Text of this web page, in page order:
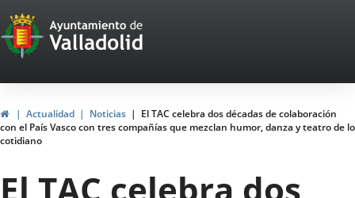
Portal
Web
del
Ayuntamiento
de
Valladolid
InicioActualidad Noticias
El TAC celebra dos décadas de colaboración
con el País Vasco con tres compañías que mezclan humor, danza y teatro de lo
cotidiano
El TAC celebra dos